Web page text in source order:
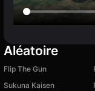
Aléatoire
Flip The Gun
Sukuna Kaisen